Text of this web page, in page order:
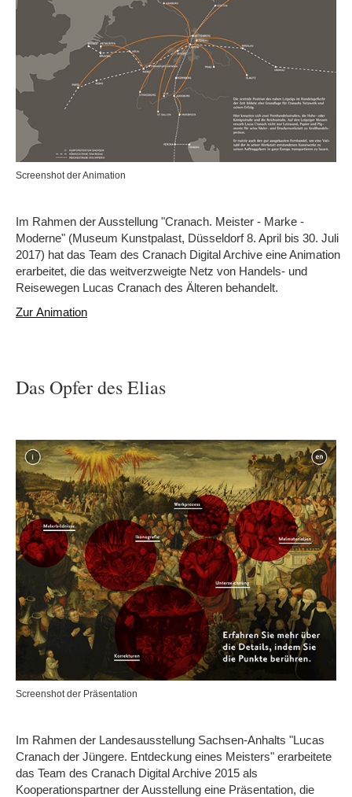
Screenshot der Animation
Im Rahmen der Ausstellung "Cranach. Meister - Marke -
Moderne" (Museum Kunstpalast, Düsseldorf 8. April bis 30. Juli
2017) hat das Team des Cranach Digital Archive eine Animation
erarbeitet, die das weitverzweigte Netz von Handels- und
Reisewegen Lucas Cranach des Älteren behandelt.
Zur Animation
Das Opfer des Elias
Screenshot der Präsentation
Im Rahmen der Landesausstellung Sachsen-Anhalts "Lucas
Cranach der Jüngere. Entdeckung eines Meisters" erarbeitete
das Team des Cranach Digital Archive 2015 als
Kooperationspartner der Ausstellung eine Präsentation, die